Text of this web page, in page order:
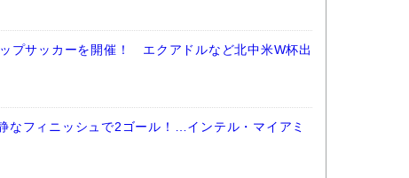
プサッカーを開催！ エクアドルなど北中米W杯出
なフィニッシュで2ゴール！…インテル・マイアミ